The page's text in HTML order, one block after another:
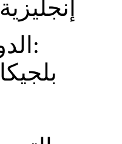
إنجليزية
الدولة:
بلجيكا